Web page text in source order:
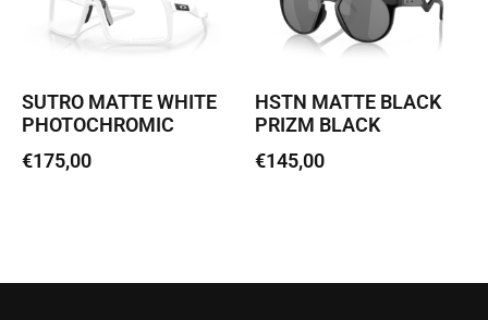
SUTRO MATTE WHITE
PHOTOCHROMIC
€175,00
HSTN MATTE BLACK
PRIZM BLACK
€145,00